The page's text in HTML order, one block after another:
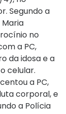
Segundo a
Maria
no
a PC,
da idosa e a
celular.
a PC,
corporal, e
a Polícia